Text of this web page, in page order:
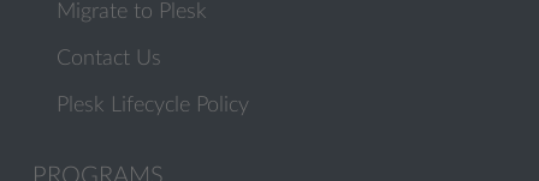
Migrate to Plesk
Contact Us
Plesk Lifecycle Policy
PROGRAMS